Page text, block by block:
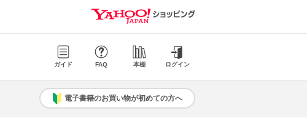
ガイド FAQ 本棚 ログイン
電子書籍のお買い物が初めての方へ